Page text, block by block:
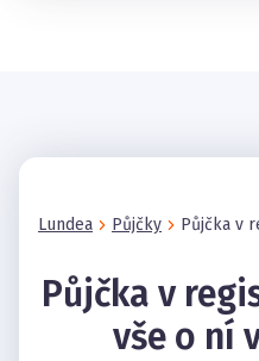
Lundea Půjčky Půjčka v
Půjčka v
vše o ní